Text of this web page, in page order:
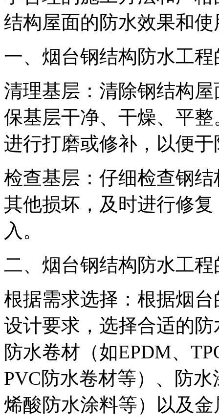
结构屋面的防水效果和
一、烟台钢结构防水工
清理基层：清除钢结构
保基层干净、干燥、平
进行打磨或修补，以便
检查基层：仔细检查钢
其他损坏，及时进行修
入。
二、烟台钢结构防水工
根据需求选择：根据烟
设计要求，选择合适的
防水卷材（如EPDM、
PVC防水卷材等）、防
烯酸防水涂料等）以及